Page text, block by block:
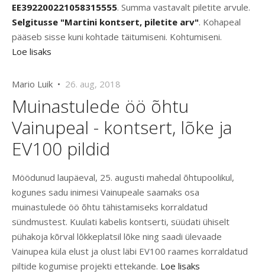
EE392200221058315555. Summa vastavalt piletite arvule.
Selgitusse "Martini kontsert, piletite arv". Kohapeal
pääseb sisse kuni kohtade täitumiseni. Kohtumiseni.
Loe lisaks
Mario Luik • 26. aug, 2018
Muinastulede öö õhtu
Vainupeal - kontsert, lõke ja
EV100 pildid
Möödunud laupäeval, 25. augusti mahedal õhtupoolikul,
kogunes sadu inimesi Vainupeale saamaks osa
muinastulede öö õhtu tähistamiseks korraldatud
sündmustest. Kuulati kabelis kontserti, süüdati ühiselt
pühakoja kõrval lõkkeplatsil lõke ning saadi ülevaade
Vainupea küla elust ja olust läbi EV100 raames korraldatud
piltide kogumise projekti ettekande. Loe lisaks